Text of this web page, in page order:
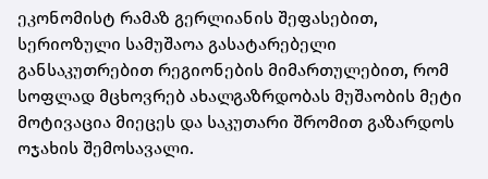
ეკონომისტ რამაზ გერლიანის შეფასებით,
სერიოზული სამუშაოა გასატარებელი
განსაკუთრებით რეგიონების მიმართულებით, რომ
სოფლად მცხოვრებ ახალგაზრდობას მუშაობის მეტი
მოტივაცია მიეცეს და საკუთარი შრომით გაზარდოს
ოჯახის შემოსავალი.